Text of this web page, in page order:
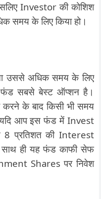
Investor की कोशिश
समय के लिए किया हो।
उससे अधिक समय के लिए
फंड सबसे बेस्ट ऑप्शन है।
करने के बाद किसी भी समय
यदि आप इस फंड में Invest
प्रतिशत की Interest
ही यह फंड काफी सेफ
Shares पर निवेश